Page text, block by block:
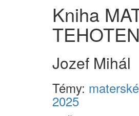
Kniha
Jozef Mihál
Témy: materské
2025